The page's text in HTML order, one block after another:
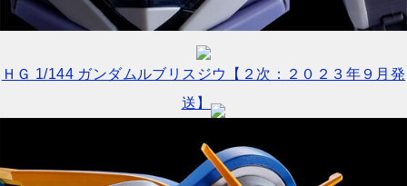
ＨＧ 1/144 ガンダムルブリスジウ【２次：２０２３年９月発
送】